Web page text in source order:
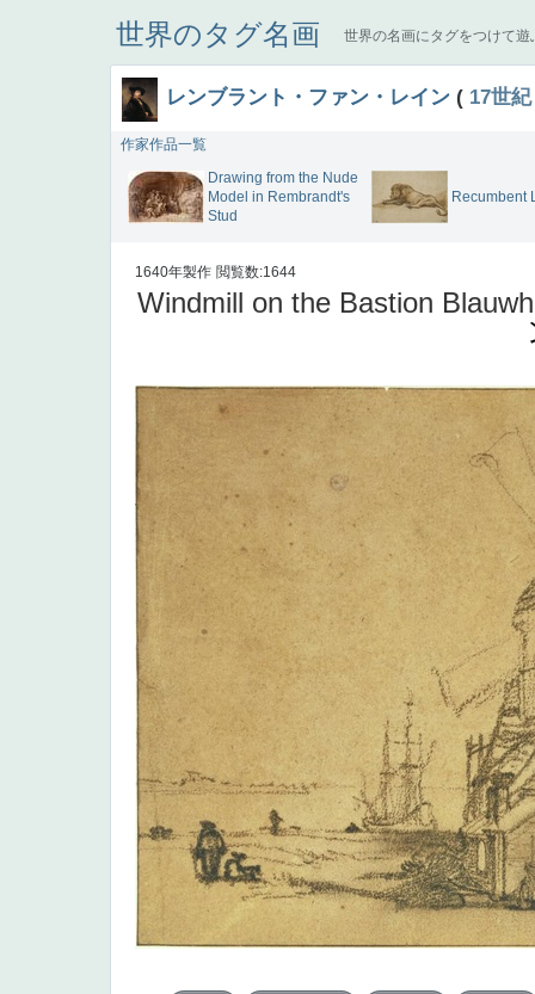
世界のタグ名画 世界の名画にタグをつけて遊
レンブラント・ファン・レイン ( 17世紀
作家作品一覧
Drawing from the Nude
Model in Rembrandt's
Stud
Recumbent
1640年製作 閲覧数:1644
Windmill on the Bastion